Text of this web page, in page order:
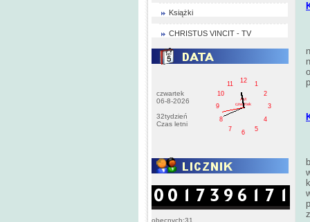
Książki
CHRISTUS VINCIT - TV
czwartek
06-8-2026
32tydzień
Czas letni
1
2
3
4
5
6
7
8
9
10
11
12
AM
czwartek
obecnych:31